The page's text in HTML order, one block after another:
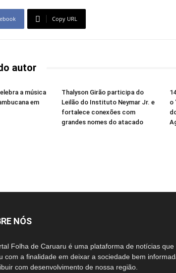
Copy URL
autor
a música
em
Thalyson Girão participa do
Leilão do Instituto Neymar Jr. e
fortalece conexões com
grandes nomes do atacado
o
NÓS
Folha de Caruaru é uma plataforma de notícias que
com a finalidade em deixar a sociedade bem
com desenvolvimento de nossa região.